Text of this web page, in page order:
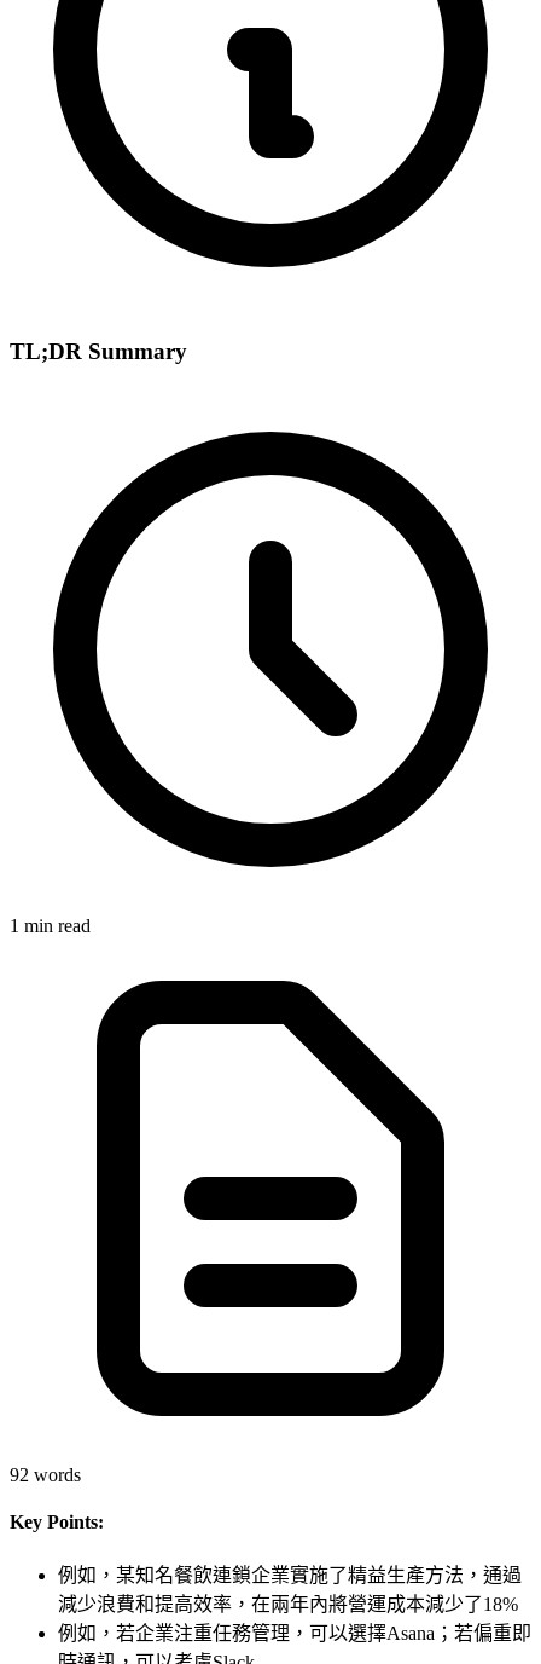
TL;DR Summary
1 min read
92 words
Key Points:
例如，某知名餐飲連鎖企業實施了精益生產方法，通過
減少浪費和提高效率，在兩年內將營運成本減少了18%
例如，若企業注重任務管理，可以選擇Asana；若偏重即